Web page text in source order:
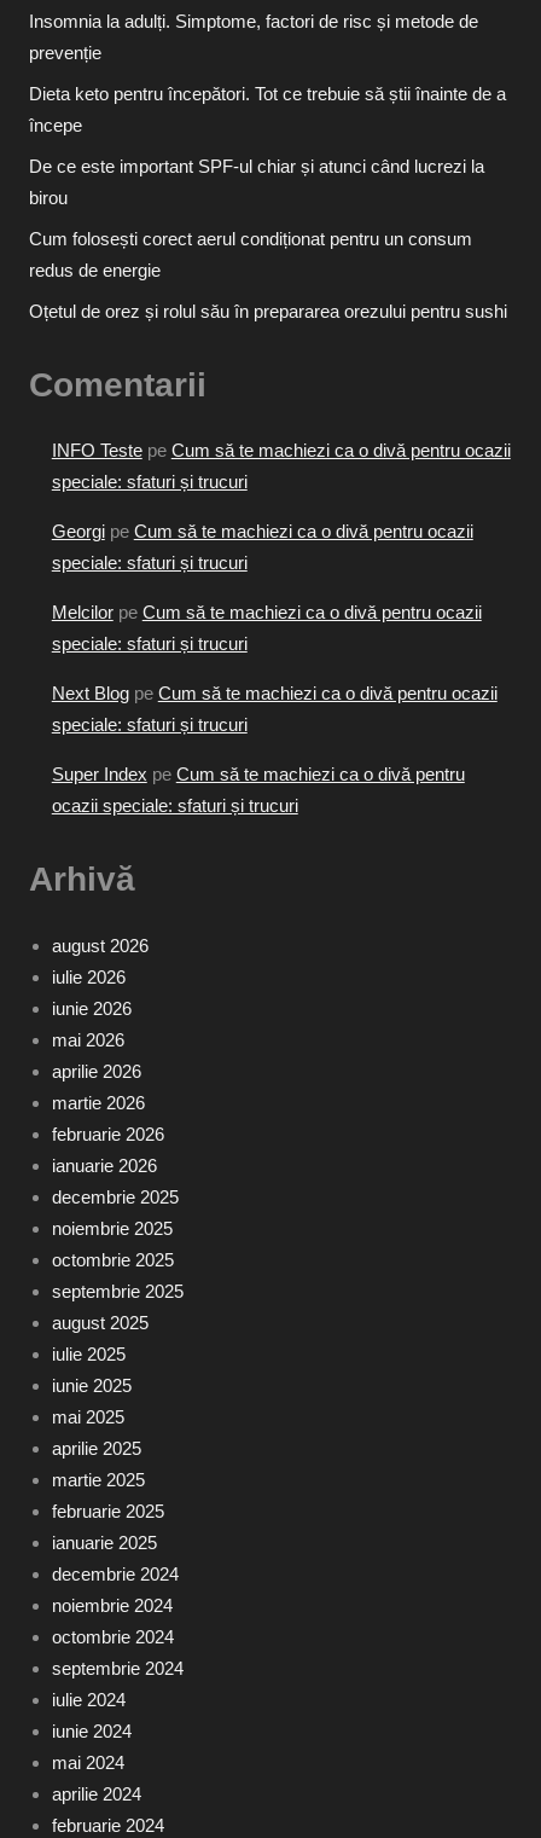
Insomnia la adulți. Simptome, factori de risc și metode de
prevenție
Dieta keto pentru începători. Tot ce trebuie să știi înainte de a
începe
De ce este important SPF-ul chiar și atunci când lucrezi la
birou
Cum folosești corect aerul condiționat pentru un consum
redus de energie
Oțetul de orez și rolul său în prepararea orezului pentru sushi
Comentarii
INFO Testepe Cum să te machiezi ca o divă pentru ocazii
speciale: sfaturi și trucuri
Georgipe Cum să te machiezi ca o divă pentru ocazii
speciale: sfaturi și trucuri
Melcilorpe Cum să te machiezi ca o divă pentru ocazii
speciale: sfaturi și trucuri
Next Blogpe Cum să te machiezi ca o divă pentru ocazii
speciale: sfaturi și trucuri
Super Index pe Cum să te machiezi ca o divă pentru
ocazii speciale: sfaturi și trucuri
Arhivă
august 2026
iulie 2026
iunie 2026
mai 2026
aprilie 2026
martie 2026
februarie 2026
ianuarie 2026
decembrie 2025
noiembrie 2025
octombrie 2025
septembrie 2025
august 2025
iulie 2025
iunie 2025
mai 2025
aprilie 2025
martie 2025
februarie 2025
ianuarie 2025
decembrie 2024
noiembrie 2024
octombrie 2024
septembrie 2024
iulie 2024
iunie 2024
mai 2024
aprilie 2024
februarie 2024